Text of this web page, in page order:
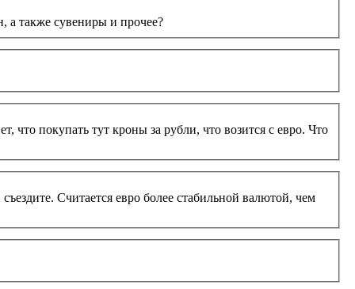
а также сувениры и прочее?
покупать тут кроны за рубли, что возится с евро. Что
Считается евро более стабильной валютой, чем